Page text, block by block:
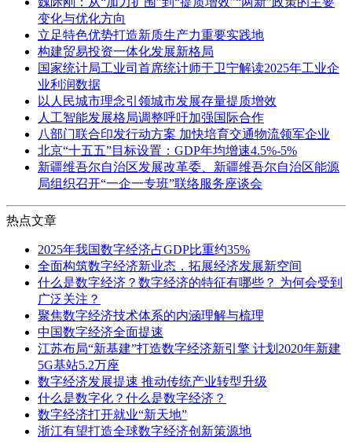
变化与优化方向
立足特色优势打造新质生产力重要实践地
构建贸易投资一体化发展新格局
国家统计局工业司首席统计师于卫宁解读2025年工业企
业利润数据
以人民城市理念引领城市发展存量提质增效
人工智能发展格局调整呼吁加强国际合作
八部门联合印发行动方案 加快培育交通物流领军企业
北京“十五五”目标设置：GDP年均增速4.5%-5%
新疆维吾尔自治区发展改革委、新疆维吾尔自治区能源
局组织召开“一企一专班”联络服务座谈会
热点文章
2025年我国数字经济占GDP比重约35%
全面构筑数字经济新业态，拓展经济发展新空间
什么是数字经济？数字经济的特征有哪些？ 为何会受到
广泛关注？
聚焦数字经济技术体系的内涵理解与梳理
中国数字经济全面提速
江苏布局“新基建”打造数字经济新引擎 计划2020年新建
5G基站5.2万座
数字经济发展提速 推动传统产业转型升级
什么是数字化？什么是数字经济？
数字经济打开就业“新天地”
浙江有望打造全球数字经济创新策源地